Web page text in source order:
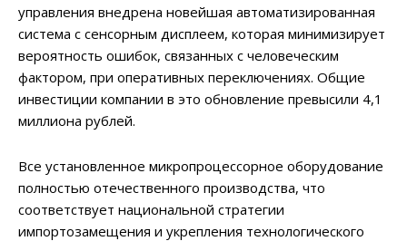
управления внедрена новейшая автоматизированная
система с сенсорным дисплеем, которая минимизирует
вероятность ошибок, связанных с человеческим
фактором, при оперативных переключениях. Общие
инвестиции компании в это обновление превысили 4,1
миллиона рублей.
Все установленное микропроцессорное оборудование
полностью отечественного производства, что
соответствует национальной стратегии
импортозамещения и укрепления технологического